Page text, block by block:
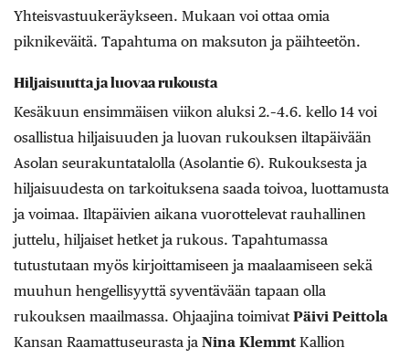
Yhteisvastuukeräykseen. Mukaan voi ottaa omia
piknikeväitä. Tapahtuma on maksuton ja päihteetön.
Hiljaisuutta ja luovaa rukousta
Kesäkuun ensimmäisen viikon aluksi 2.–4.6. kello 14 voi
osallistua hiljaisuuden ja luovan rukouksen iltapäivään
Asolan seurakuntatalolla (Asolantie 6). Rukouksesta ja
hiljaisuudesta on tarkoituksena saada toivoa, luottamusta
ja voimaa. Iltapäivien aikana vuorottelevat rauhallinen
juttelu, hiljaiset hetket ja rukous. Tapahtumassa
tutustutaan myös kirjoittamiseen ja maalaamiseen sekä
muuhun hengellisyyttä syventävään tapaan olla
rukouksen maailmassa. Ohjaajina toimivat Päivi Peittola
Kansan Raamattuseurasta ja Nina Klemmt Kallion